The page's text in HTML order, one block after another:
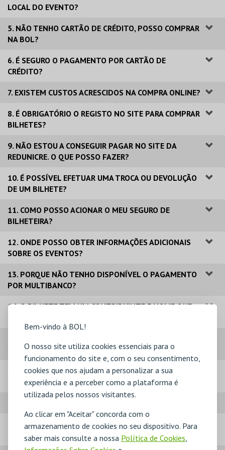
Bem-vindo à BOL!
O nosso site utiliza cookies essenciais para o
funcionamento do site e, com o seu consentimento,
cookies que nos ajudam a personalizar a sua
experiência e a perceber como a plataforma é
utilizada pelos nossos visitantes.
Ao clicar em "Aceitar" concorda com o
armazenamento de cookies no seu dispositivo. Para
saber mais consulte a nossa Política de Cookies,
LOCAL DO EVENTO?
5. NÃO TENHO CARTÃO DE CRÉDITO, POSSO COMPRAR
NA BOL?
6. É SEGURO O PAGAMENTO POR CARTÃO DE
CRÉDITO?
7. EXISTEM CUSTOS ACRESCIDOS NA COMPRA ONLINE?
8. É OBRIGATÓRIO O REGISTO NO SITE PARA COMPRAR
BILHETES?
9. NÃO ESTOU A CONSEGUIR PAGAR NO SITE DA
REDUNICRE. O QUE POSSO FAZER?
10. É POSSÍVEL EFETUAR UMA TROCA OU DEVOLUÇÃO
DE UM BILHETE?
11. COMO POSSO ACIONAR O MEU SEGURO DE
BILHETEIRA?
12. ONDE POSSO OBTER INFORMAÇÕES ADICIONAIS
SOBRE OS EVENTOS?
13. PORQUE NÃO TENHO DISPONÍVEL O PAGAMENTO
POR MULTIBANCO?
14. O BILHETE TEM UM CONTRIBUINTE E NOME QUE
EVENTO?
16. POSSO COMPRAR BILHETES PARA VÁRIOS
EVENTOS?
18. POSSO IMPRIMIR OS BILHETES A PRETO E
BRANCO?